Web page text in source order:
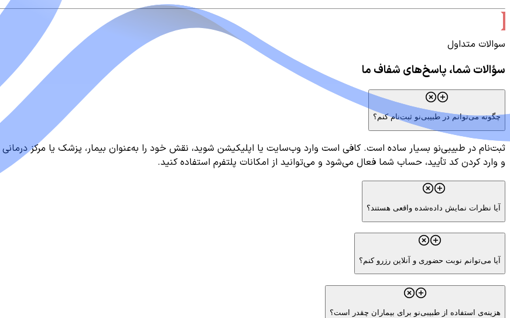
سوالات متداول
سؤالات شما، پاسخ‌های شفاف ما
چگونه می‌توانم در طبیبی‌نو ثبت‌نام کنم؟
ثبت‌نام در طبیبی‌نو بسیار ساده است. کافی است وارد وب‌سایت یا اپلیکیشن شوید، نقش خود را به‌عنوان بیمار، پزشک یا مرکز
و وارد کردن کد تأیید، حساب شما فعال می‌شود و می‌توانید از امکانات پلتفرم استفاده کنید.
آیا نظرات نمایش داده‌شده واقعی هستند؟
آیا می‌توانم نوبت حضوری و آنلاین رزرو کنم؟
هزینه‌ی استفاده از طبیبی‌نو برای بیماران چقدر است؟